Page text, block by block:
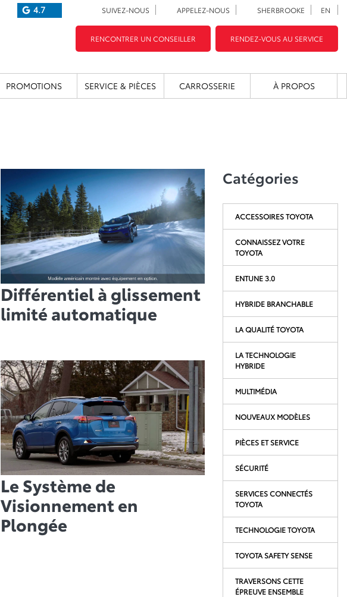
4.7 SUIVEZ-NOUS APPELEZ-NOUS SHERBROOKE EN
RENCONTRER UN CONSEILLER RENDEZ-VOUS AU SERVICE
PROMOTIONS SERVICE & PIÈCES CARROSSERIE À PROPOS
Différentiel à glissement
limité automatique
Le Système de
Visionnement en
Plongée
Catégories
ACCESSOIRES TOYOTA
CONNAISSEZ VOTRE
TOYOTA
ENTUNE 3.0
HYBRIDE BRANCHABLE
LA QUALITÉ TOYOTA
LA TECHNOLOGIE
HYBRIDE
MULTIMÉDIA
NOUVEAUX MODÈLES
PIÈCES ET SERVICE
SÉCURITÉ
SERVICES CONNECTÉS
TOYOTA
TECHNOLOGIE TOYOTA
TOYOTA SAFETY SENSE
TRAVERSONS CETTE
ÉPREUVE ENSEMBLE